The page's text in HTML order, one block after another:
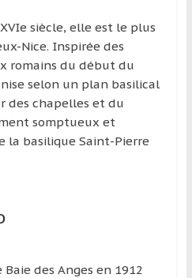
siècle, elle est le plus
Nice. Inspirée des
romains du début du
selon un plan basilical
des chapelles et du
somptueux et
la basilique Saint-Pierre
des Anges en 1912